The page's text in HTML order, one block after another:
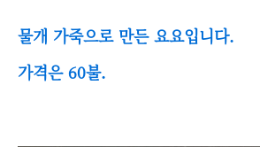
물개 가죽으로 만든 요요입니다.
가격은 60불.